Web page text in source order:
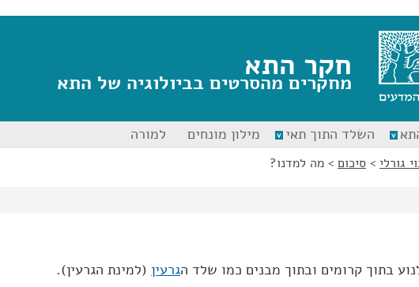
חקר התא
מחקרים מהסרטים בביולוגיה של התא
השלד התוך תאי מילון מונחים למורה
> סיכום > מה למדנו?
בתוך קרומים ובתוך מבנים כמו שלד הגרעין (למינת הגרעין).